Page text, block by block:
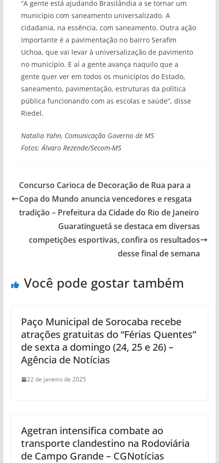
“A gente está ajudando Brasilândia a se tornar um
município com saneamento universalizado. A
cidadania, na essência, com saneamento. Outra ação
importante é a pavimentação no bairro Serafim
Uchoa, que vai levar à universalização de pavimento
no município. E aí a gente avança naquilo que a
gente quer ver em todos os municípios do Estado,
saneamento, pavimentação, estruturas da política
pública funcionando com as escolas e saúde”, disse
Riedel.
Natalia Yahn, Comunicação Governo de MS
Fotos: Álvaro Rezende/Secom-MS
Concurso Carioca de Decoração de Rua para a
Copa do Mundo anuncia vencedores e resgata
tradição – Prefeitura da Cidade do Rio de Janeiro
Guaratinguetá se destaca em diversas
competições esportivas, confira os resultados
desse final de semana
Você pode gostar também
Paço Municipal de Sorocaba recebe
atrações gratuitas do “Férias Quentes”
de sexta a domingo (24, 25 e 26) –
Agência de Notícias
22 de janeiro de 2025
Agetran intensifica combate ao
transporte clandestino na Rodoviária
de Campo Grande – CGNotícias